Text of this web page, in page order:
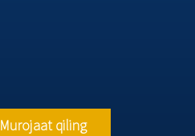
Murojaat qiling